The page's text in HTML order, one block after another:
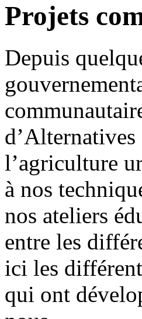
Projets
Depuis
l’agriculture
à nos
nos ateliers
entre les
ici les
qui ont